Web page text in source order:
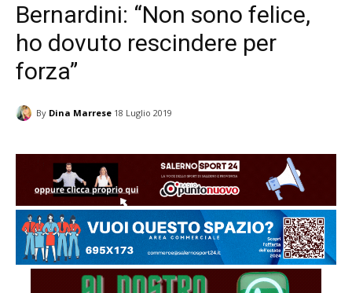
Bernardini: “Non sono felice,
ho dovuto rescindere per
forza”
By Dina Marrese 18 Luglio 2019